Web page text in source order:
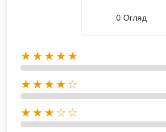
0 Огляд
★★★★★
★★★★☆
★★★☆☆